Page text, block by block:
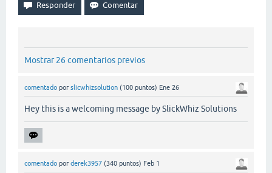
Mostrar 26 comentarios previos
comentado por slicwhizsolution (100 puntos) Ene 26
Hey this is a welcoming message by SlickWhiz Solutions
comentado por derek3957 (340 puntos) Feb 1